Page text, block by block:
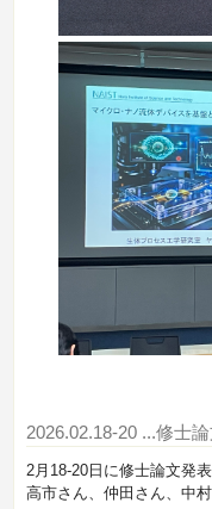
2026.02.18-20 ...修士
2月18-20日に修士論文発
高市さん、仲田さん、中